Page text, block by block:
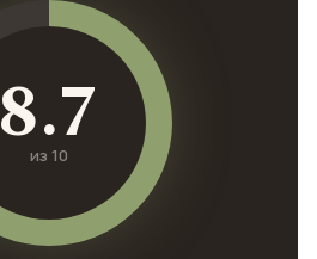
8.7
из 10